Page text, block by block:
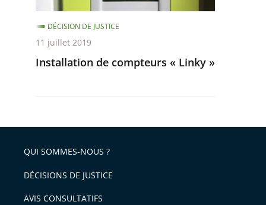
Installation de compteurs « Linky »
DÉCISION DE JUSTICE
11 juillet 2019
QUI SOMMES-NOUS ?
DÉCISIONS DE JUSTICE
AVIS CONSULTATIFS